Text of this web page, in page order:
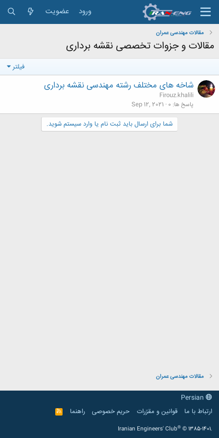
ورود عضویت
مقالات مهندسی عمران
مقالات و جزوات تخصصی نقشه برداری
فیلتر
شاخه های مختلف رشته مهندسی نقشه برداری
Firouz.khalili
پاسخ ها 0
Sep 12, 2021
شما برای ارسال باید ثبت نام یا وارد سیستم شوید.
مقالات مهندسی عمران
ارتباط با ما
قوانین و مقرّرات حریم خصوصی راهنما
R
S
Iranian Engineers' Club® © 1385-1401.